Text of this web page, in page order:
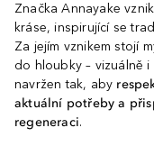
Značka Annayake
kráse, inspirující se
Za jejím vznikem stojí
do hloubky – vizuálně
navržen tak, aby
aktuální potřeby a
regeneraci.